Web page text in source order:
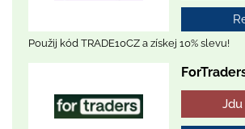
Použij kód TRADE10CZ a získej 10% slevu!